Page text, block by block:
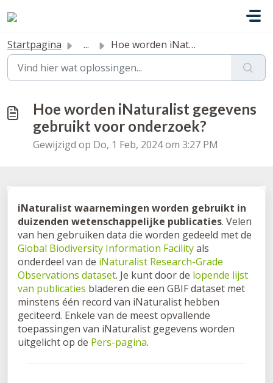
Startpagina ... Hoe worden iNaturalist gegevens gebruikt voor onderzoek?
Hoe worden iNaturalist gegevens
gebruikt voor onderzoek?
Gewijzigd op Do, 1 Feb, 2024 om 3:27 PM
iNaturalist waarnemingen worden gebruikt in
duizenden wetenschappelijke publicaties. Velen
van hen gebruiken data die worden gedeeld met de
Global Biodiversity Information Facilityals
onderdeel van de iNaturalist Research-Grade
Observations dataset. Je kunt door de lopende lijst
van publicaties bladeren die een GBIF dataset met
minstens één record van iNaturalist hebben
geciteerd. Enkele van de meest opvallende
toepassingen van iNaturalist gegevens worden
uitgelicht op de Pers-pagina.